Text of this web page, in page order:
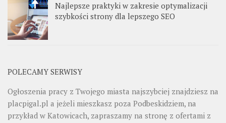
Najlepsze praktyki w zakresie optymalizacji
szybkości strony dla lepszego SEO
POLECAMY SERWISY
Ogłoszenia pracy z Twojego miasta najszybciej znajdziesz na
placpigal.pl a jeżeli mieszkasz poza Podbeskidziem, na
przykład w Katowicach, zapraszamy na stronę z ofertami z